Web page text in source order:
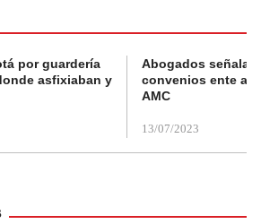
por guardería
asfixiaban y
Abogados
convenios ente
AMC
13/07/2023